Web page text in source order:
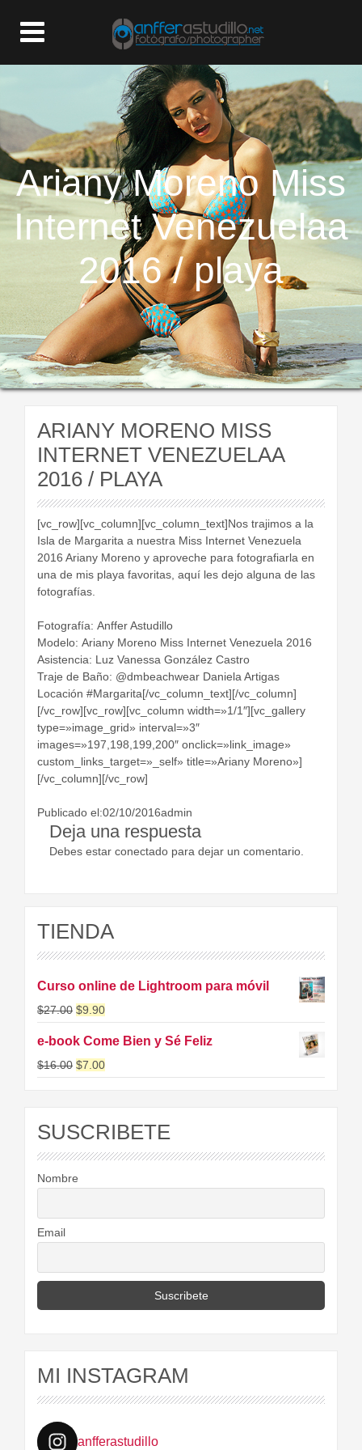
Ariany Moreno Miss
Internet Venezuelaa
2016 / playa
ARIANY MORENO MISS
INTERNET VENEZUELAA
2016 / PLAYA
[vc_row][vc_column][vc_column_text]Nos trajimos a la
Isla de Margarita a nuestra Miss Internet Venezuela
2016 Ariany Moreno y aproveche para fotografiarla en
una de mis playa favoritas, aquí les dejo alguna de las
fotografías.
Fotografía: Anffer Astudillo
Modelo: Ariany Moreno Miss Internet Venezuela​ 2016
Asistencia: Luz Vanessa González Castro
Traje de Baño: @dmbeachwear Daniela Artigas
Locación #Margarita[/vc_column_text][/vc_column]
[/vc_row][vc_row][vc_column width=»1/1″][vc_gallery
type=»image_grid» interval=»3″
images=»197,198,199,200″ onclick=»link_image»
custom_links_target=»_self» title=»Ariany Moreno»]
[/vc_column][/vc_row]
Publicado el:02/10/2016admin
Deja una respuesta
Debes estar conectado para dejar un comentario.
TIENDA
Curso online de Lightroom para móvil
$27.00 $9.90
e-book Come Bien y Sé Feliz
$16.00 $7.00
SUSCRIBETE
Nombre
Email
MI INSTAGRAM
anfferastudillo